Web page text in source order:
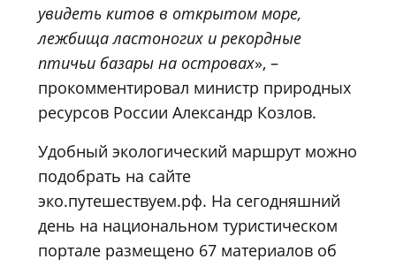
увидеть китов в открытом море,
лежбища ластоногих и рекордные
птичьи базары на островах», –
прокомментировал министр природных
ресурсов России Александр Козлов.
Удобный экологический маршрут можно
подобрать на сайте
эко.путешествуем.рф. На сегодняшний
день на национальном туристическом
портале размещено 67 материалов об